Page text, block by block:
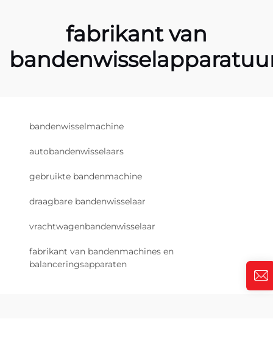
fabrikant van
bandenwisselmachine
autobandenwisselaars
gebruikte bandenmachine
draagbare bandenwisselaar
vrachtwagenbandenwisselaar
fabrikant van bandenmachines en
balanceringsapparaten